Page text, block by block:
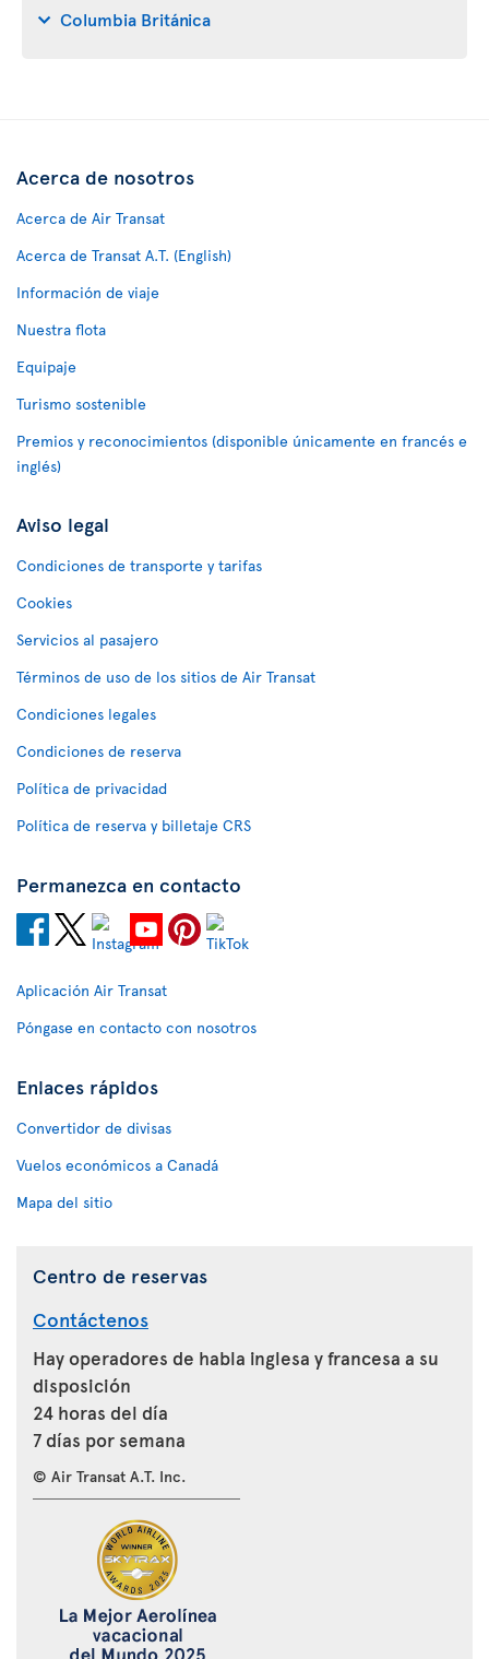
Columbia Británica
Acerca de nosotros
Acerca de Air Transat
Acerca de Transat A.T. (English)
Información de viaje
Nuestra flota
Equipaje
Turismo sostenible
Premios y reconocimientos (disponible únicamente en francés e
inglés)
Aviso legal
Condiciones de transporte y tarifas
Cookies
Servicios al pasajero
Términos de uso de los sitios de Air Transat
Condiciones legales
Condiciones de reserva
Política de privacidad
Política de reserva y billetaje CRS
Permanezca en contacto
Aplicación Air Transat
Póngase en contacto con nosotros
Enlaces rápidos
Convertidor de divisas
Vuelos económicos a Canadá
Mapa del sitio
Centro de reservas
Contáctenos
Hay operadores de habla inglesa y francesa a su
disposición
24 horas del día
7 días por semana
© Air Transat A.T. Inc.